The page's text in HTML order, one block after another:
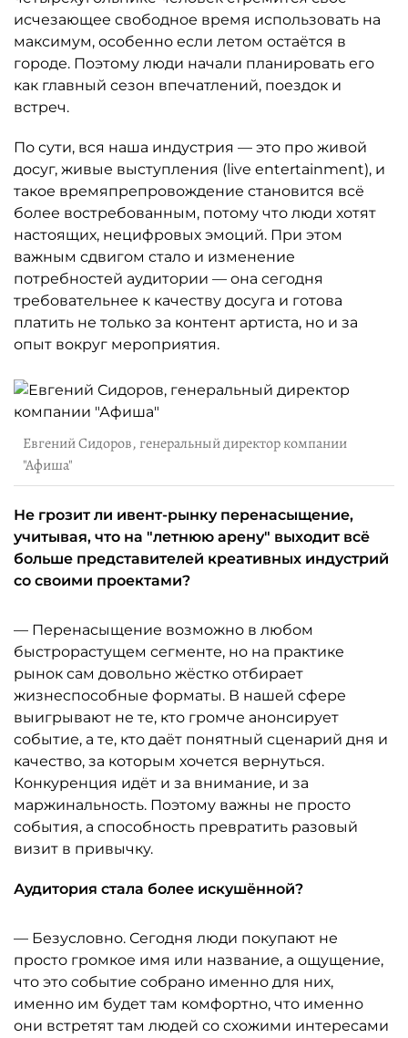
исчезающее свободное время использовать на
максимум, особенно если летом остаётся в
городе. Поэтому люди начали планировать его
как главный сезон впечатлений, поездок и
встреч.
По сути, вся наша индустрия — это про живой
досуг, живые выступления (live entertainment), и
такое времяпрепровождение становится всё
более востребованным, потому что люди хотят
настоящих, нецифровых эмоций. При этом
важным сдвигом стало и изменение
потребностей аудитории — она сегодня
требовательнее к качеству досуга и готова
платить не только за контент артиста, но и за
опыт вокруг мероприятия.
Евгений Сидоров, генеральный директор компании
"Афиша"
Не грозит ли ивент-рынку перенасыщение,
учитывая, что на "летнюю арену" выходит всё
больше представителей креативных индустрий
со своими проектами?
— Перенасыщение возможно в любом
быстрорастущем сегменте, но на практике
рынок сам довольно жёстко отбирает
жизнеспособные форматы. В нашей сфере
выигрывают не те, кто громче анонсирует
событие, а те, кто даёт понятный сценарий дня и
качество, за которым хочется вернуться.
Конкуренция идёт и за внимание, и за
маржинальность. Поэтому важны не просто
события, а способность превратить разовый
визит в привычку.
Аудитория стала более искушённой?
— Безусловно. Сегодня люди покупают не
просто громкое имя или название, а ощущение,
что это событие собрано именно для них,
именно им будет там комфортно, что именно
они встретят там людей со схожими интересами